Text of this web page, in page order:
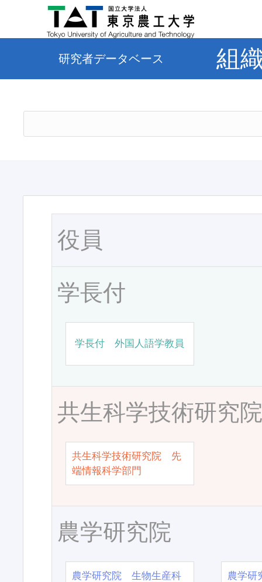
研究者データベース 組
役員
学長付
学長付 外国人語学教員
共生科学技術研究
共生科学技術研究院 先
端情報科学部門
農学研究院
農学研究院 生物生産科
農学